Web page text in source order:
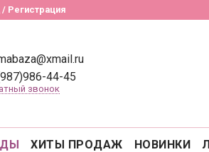
Регистрация
44-45
звонок
ХИТЫ ПРОДАЖ НОВИНКИ